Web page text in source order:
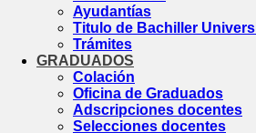
Ayudantías
Titulo de Bachiller
Trámites
GRADUADOS
Colación
Oficina de Graduados
Adscripciones docentes
Selecciones docentes